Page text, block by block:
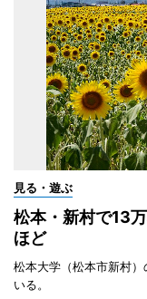
見る・遊ぶ
松本・新村で13
ほど
松本大学（松本市新村
いる。